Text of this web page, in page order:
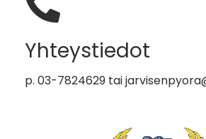
Yhteystiedot
p. 03-7824629 tai